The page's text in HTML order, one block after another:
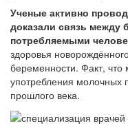
Ученые активно
доказали связь между
потребляемыми
здоровья
беременности. Факт,
употребления молочных
прошлого века.